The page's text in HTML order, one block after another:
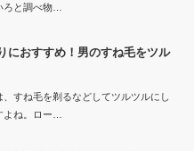
ろと調べ物…
におすすめ！男のすね毛をツル
、すね毛を剃るなどしてツルツルにし
よね。ロー…